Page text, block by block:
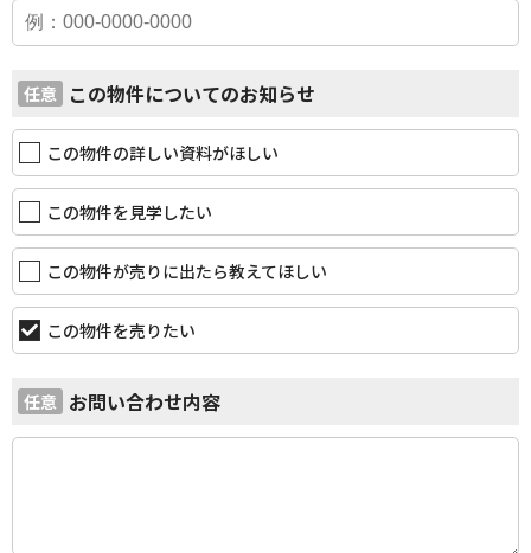
任意 この物件についてのお知らせ
この物件の詳しい資料がほしい
この物件を見学したい
この物件が売りに出たら教えてほしい
この物件を売りたい
任意 お問い合わせ内容